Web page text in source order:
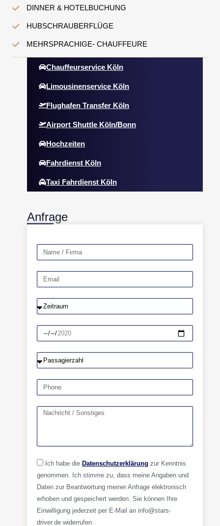
DINNER & HOTELBUCHUNG
HUBSCHRAUBERFLÜGE
MEHRSPRACHIGE- CHAUFFEURE
Chauffeurservice Köln
Limousinenservice Köln
Flughafen Transfer Köln
Airport Shuttle Köln/Bonn
Hochzeiten
Fahrdienst Köln
Taxi Fahrdienst Köln
Anfrage
Ich habe die Datenschutzerklärung zur Kenntnis
genommen. Ich stimme zu, dass meine Angaben und
Daten zur Beantwortung meiner Anfrage elektronisch
erhoben und gespeichert werden. Sie können Ihre
Einwilligung jederzeit per E-Mail an info@stars-
driver.de widerrufen.